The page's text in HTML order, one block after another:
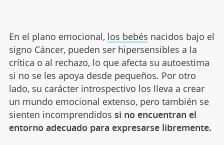
En el plano emocional, los bebés nacidos bajo el
signo Cáncer, pueden ser hipersensibles a la
crítica o al rechazo, lo que afecta su autoestima
si no se les apoya desde pequeños. Por otro
lado, su carácter introspectivo los lleva a crear
un mundo emocional extenso, pero también se
sienten incomprendidos si no encuentran el
entorno adecuado para expresarse libremente.